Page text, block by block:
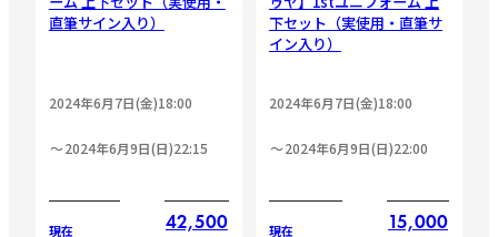
直筆サイン入り）
2024年6月7日(金)18:00
2024年6月9日(日)22:15
現在 42,500
下セット（実使用・直筆サ
イン入り）
2024年6月7日(金)18:00
2024年6月9日(日)22:00
現在 15,000